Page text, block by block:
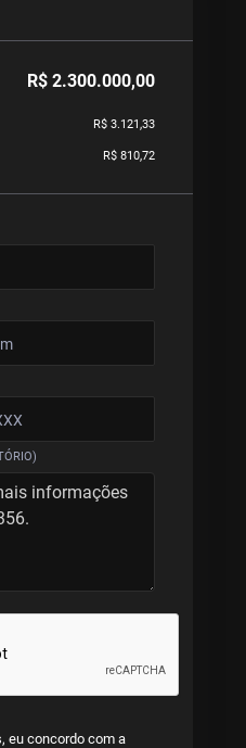
R$ 2.300.000,00
R$ 3.121,33
R$ 810,72
eu concordo com a